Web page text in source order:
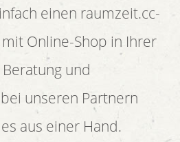
einen raumzeit.cc-
Online-Shop in Ihrer
und
unseren Partnern
aus einer Hand.